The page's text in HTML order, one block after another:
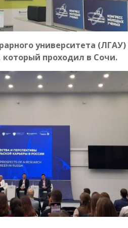
университета
который проходил в Сочи.